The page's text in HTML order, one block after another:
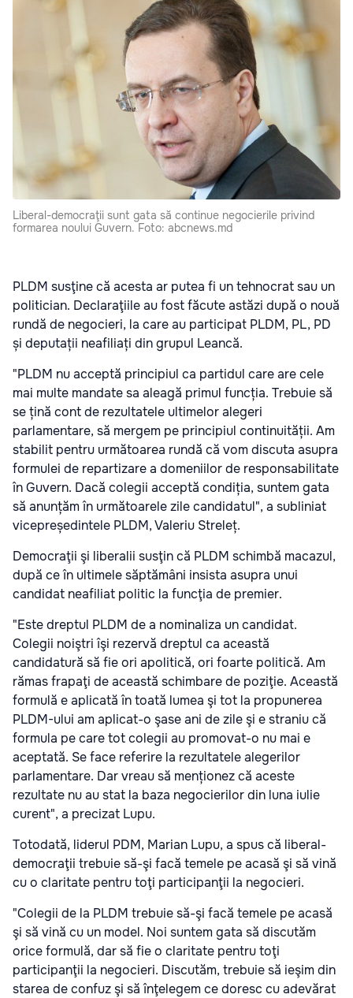
Liberal-democraţii sunt gata să continue negocierile privind
formarea noului Guvern. Foto: abcnews.md
PLDM susţine că acesta ar putea fi un tehnocrat sau un
politician. Declaraţiile au fost făcute astăzi după o nouă
rundă de negocieri, la care au participat PLDM, PL, PD
și deputații neafiliați din grupul Leancă.
"PLDM nu acceptă principiul ca partidul care are cele
mai multe mandate sa aleagă primul funcția. Trebuie să
se țină cont de rezultatele ultimelor alegeri
parlamentare, să mergem pe principiul continuității. Am
stabilit pentru următoarea rundă că vom discuta asupra
formulei de repartizare a domeniilor de responsabilitate
în Guvern. Dacă colegii acceptă condiția, suntem gata
să anunțăm în următoarele zile candidatul", a subliniat
vicepreședintele PLDM, Valeriu Streleț.
Democraţii şi liberalii susţin că PLDM schimbă macazul,
după ce în ultimele săptămâni insista asupra unui
candidat neafiliat politic la funcţia de premier.
"Este dreptul PLDM de a nominaliza un candidat.
Colegii noiştri îşi rezervă dreptul ca această
candidatură să fie ori apolitică, ori foarte politică. Am
rămas frapaţi de această schimbare de poziţie. Această
formulă e aplicată în toată lumea şi tot la propunerea
PLDM-ului am aplicat-o şase ani de zile şi e straniu că
formula pe care tot colegii au promovat-o nu mai e
aceptată. Se face referire la rezultatele alegerilor
parlamentare. Dar vreau să menționez că aceste
rezultate nu au stat la baza negocierilor din luna iulie
curent", a precizat Lupu.
Totodată, liderul PDM, Marian Lupu, a spus că liberal-
democraţii trebuie să-şi facă temele pe acasă şi să vină
cu o claritate pentru toţi participanţii la negocieri.
"Colegii de la PLDM trebuie să-şi facă temele pe acasă
şi să vină cu un model. Noi suntem gata să discutăm
orice formulă, dar să fie o claritate pentru toţi
participanţii la negocieri. Discutăm, trebuie să ieşim din
starea de confuz şi să înţelegem ce doresc cu adevărat